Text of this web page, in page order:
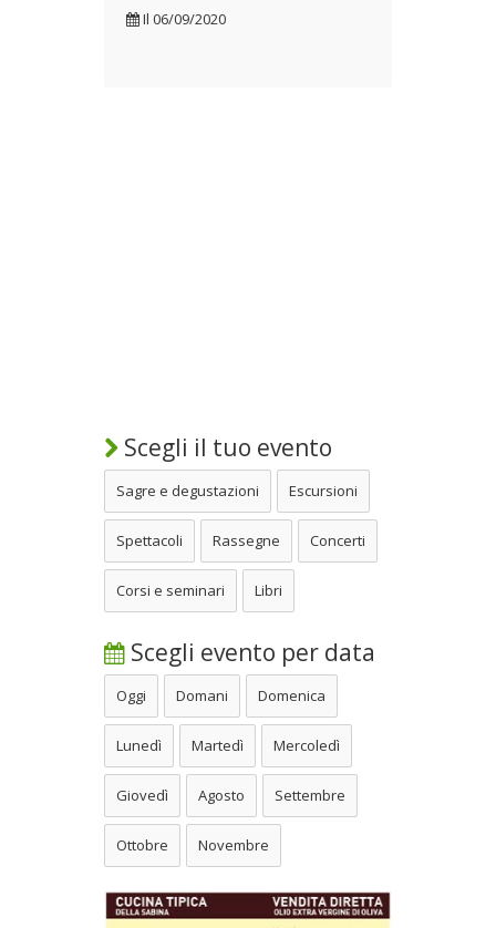
Il 06/09/2020
Scegli il tuo evento
Sagre e degustazioni Escursioni
Spettacoli Rassegne Concerti
Corsi e seminari Libri
Scegli evento per data
Oggi Domani Domenica
Lunedì Martedì Mercoledì
Giovedì Agosto Settembre
Ottobre Novembre